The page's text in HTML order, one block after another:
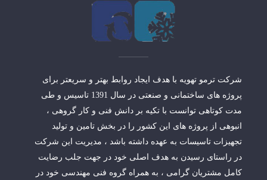
شرکت ترمو تهویه با هدف ایجاد روابط بهتر و سریعتر برای
پروژه های ساختمانی و صنعتی در سال 1391 تاسیس و طی
مدت کوتاهی توانست با تکیه بر دانش فنی و کار گروهی ،
انبوهی از پروژه های این کشور را در بخش تامین و تولید
تجهیزات تاسیسات به عهده داشته باشد ، مدیریت این شرکت
در راستای رسیدن به هدف اصلی خود در جهت جلب رضایت
کامل مشتریان گرامی ، به همراه گروه فنی مهندسی خود در